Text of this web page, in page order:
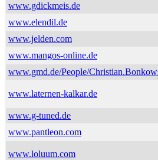
www.gdickmeis.de
www.elendil.de
www.jelden.com
www.mangos-online.de
www.gmd.de/People/
www.laternen-kalkar.de
www.g-tuned.de
www.pantleon.com
www.loluum.com